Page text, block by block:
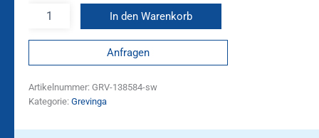
In den Warenkorb
Anfragen
Artikelnummer: GRV-138584-sw
Kategorie: Grevinga